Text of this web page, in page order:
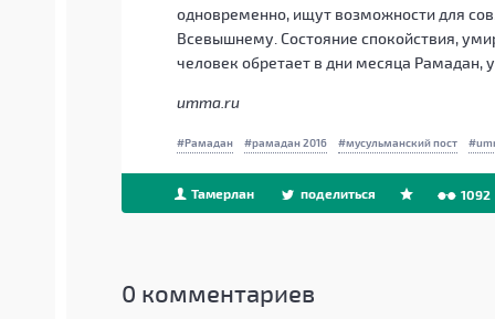
одновременно, ищут возможности для
Всевышнему. Состояние спокойствия,
человек обретает в дни месяца Рамадан,
umma.ru
Рамадан рамадан 2016 мусульманский пост
Тамерлан поделиться 1092
0 комментариев